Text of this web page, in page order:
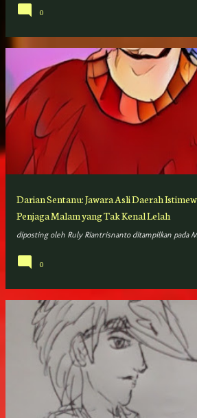
0
Darian Sentanu: Jawara Asli Daerah
Penjaga Malam yang Tak Kenal Lelah
diposting oleh Ruly Riantrisnanto ditampilkan pada
0